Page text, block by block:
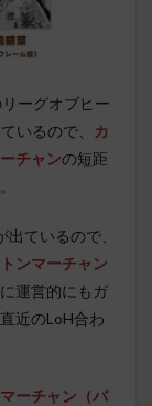
ーグオブヒー
いるので、
カ
チャンの短距
ているので、
ンマーチャン
運営的にもガ
近のLoH合わ
ーチャン（バ